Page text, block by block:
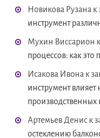
Новикова Рузана к
инструмент
Мухин Виссарион
процессов: как это
Исакова Ивона к
инструмент влияет
производственных
Артемьев Денис к
остеклению